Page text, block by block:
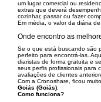
um lugar comercial ou
extras que deverá
cozinhar, passar ou fazer
Em média, o valor da diária
Onde encontro as
Se o que está buscando são
perfeito para encontrá-las.
diaristas de forma gratuita e
seus perfis profissionais para
avaliações de clientes
Com a Cronoshare, ficou
Goiás (Goiás)
Como funciona?